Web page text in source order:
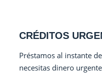
CRÉDITOS
Préstamos al instante
necesitas dinero